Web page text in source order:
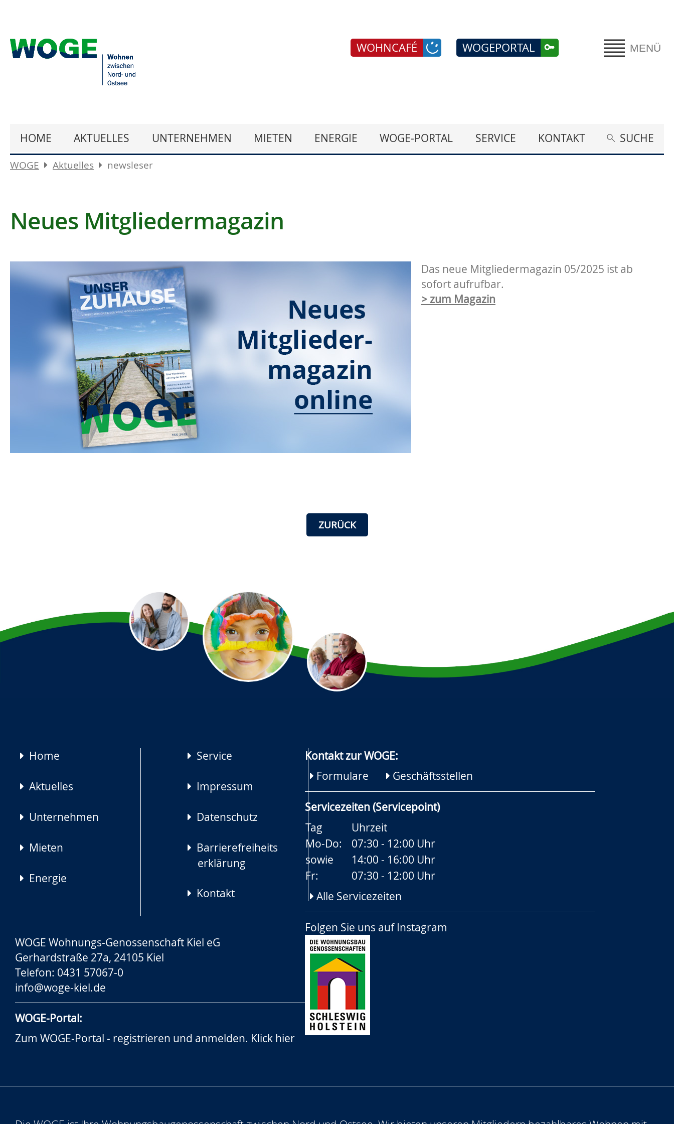
MENÜ
WOGEPORTAL
WOHNCAFÉ
HOME AKTUELLES UNTERNEHMEN MIETEN ENERGIE WOGE-PORTAL SERVICE KONTAKT SUCHE
WOGE Aktuelles newsleser
Neues Mitgliedermagazin
Das neue Mitgliedermagazin 05/2025 ist ab
sofort aufrufbar.
> zum Magazin
ZURÜCK
Navigation
Home
Aktuelles
Unternehmen
Mieten
Energie
Service
Impressum
Datenschutz
Barrierefreiheits
erklärung
Kontakt
Kontakt zur WOGE:
Formulare
Geschäftsstellen
Servicezeiten (Servicepoint)
Tag
Uhrzeit
Mo-Do:
07:30 - 12:00 Uhr
sowie
14:00 - 16:00 Uhr
Fr:
07:30 - 12:00 Uhr
Alle Servicezeiten
Folgen Sie uns auf Instagram
WOGE Wohnungs-Genossenschaft Kiel eG
Gerhardstraße 27a, 24105 Kiel
Telefon: 0431 57067-0
info@woge-kiel.de
WOGE-Portal:
Zum WOGE-Portal - registrieren und anmelden. Klick hier